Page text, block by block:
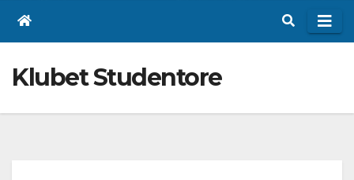
Klubet Studentore